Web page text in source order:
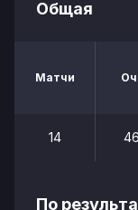
Общая
Матчи
14
По